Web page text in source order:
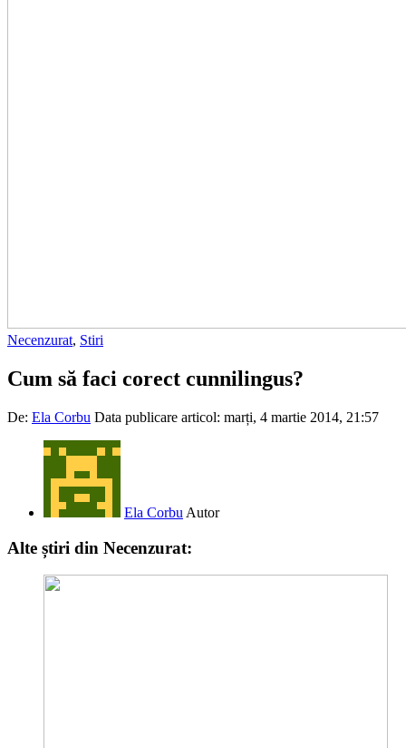
Necenzurat, Stiri
Cum să faci corect cunnilingus?
De: Ela Corbu Data publicare articol: marți, 4 martie 2014, 21:57
Ela Corbu Autor
Alte știri din Necenzurat: